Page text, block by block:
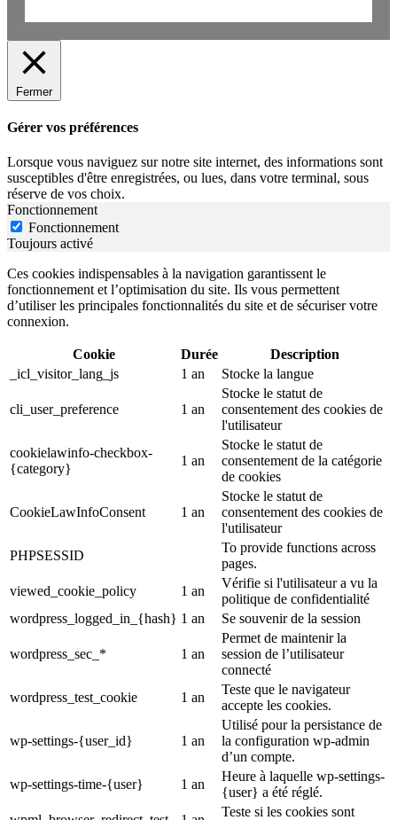
Fermer
Gérer vos préférences
Lorsque vous naviguez sur notre site internet, des informations sont
susceptibles d'être enregistrées, ou lues, dans votre terminal, sous
réserve de vos choix.
Fonctionnement
Fonctionnement
Toujours activé
Ces cookies indispensables à la navigation garantissent le
fonctionnement et l’optimisation du site. Ils vous permettent
d’utiliser les principales fonctionnalités du site et de sécuriser votre
connexion.
Cookie Durée
Description
_icl_visitor_lang_js
1 an Stocke la langue
cli_user_preference 1 an
Stocke le statut de
consentement des cookies de
l'utilisateur
cookielawinfo-checkbox-
{category}
1 an
Stocke le statut de
consentement de la catégorie
de cookies
CookieLawInfoConsent 1 an
Stocke le statut de
consentement des cookies de
l'utilisateur
PHPSESSID
To provide functions across
pages.
viewed_cookie_policy
1 an
Vérifie si l'utilisateur a vu la
politique de confidentialité
wordpress_logged_in_{hash} 1 an Se souvenir de la session
wordpress_sec_* 1 an
Permet de maintenir la
session de l’utilisateur
connecté
wordpress_test_cookie
1 an
Teste que le navigateur
accepte les cookies.
wp-settings-{user_id} 1 an
Utilisé pour la persistance de
la configuration wp-admin
d’un compte.
wp-settings-time-{user}
1 an
Heure à laquelle wp-settings-
{user} a été réglé.
Teste si les cookies sont